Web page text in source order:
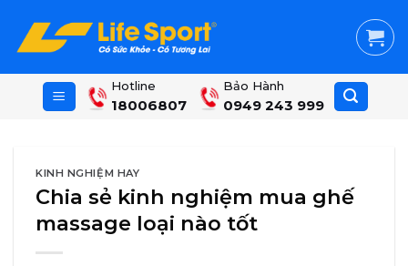
content
Hotline
18006807
Bảo Hành
0949 243 999
KINH NGHIỆM HAY
Chia sẻ kinh nghiệm mua ghế
massage loại nào tốt